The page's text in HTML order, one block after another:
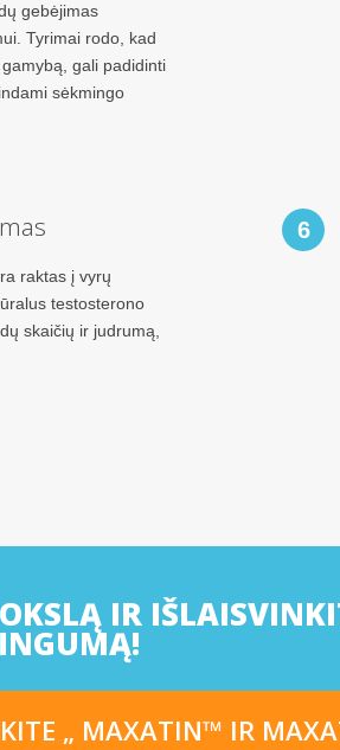
gebėjimas
Tyrimai rodo, kad
gali padidinti
sėkmingo
raktas į vyrų
testosterono
skaičių ir judrumą,
6
IR
„ MAXATIN™ IR